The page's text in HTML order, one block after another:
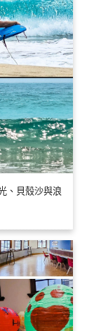
、貝殼沙與浪